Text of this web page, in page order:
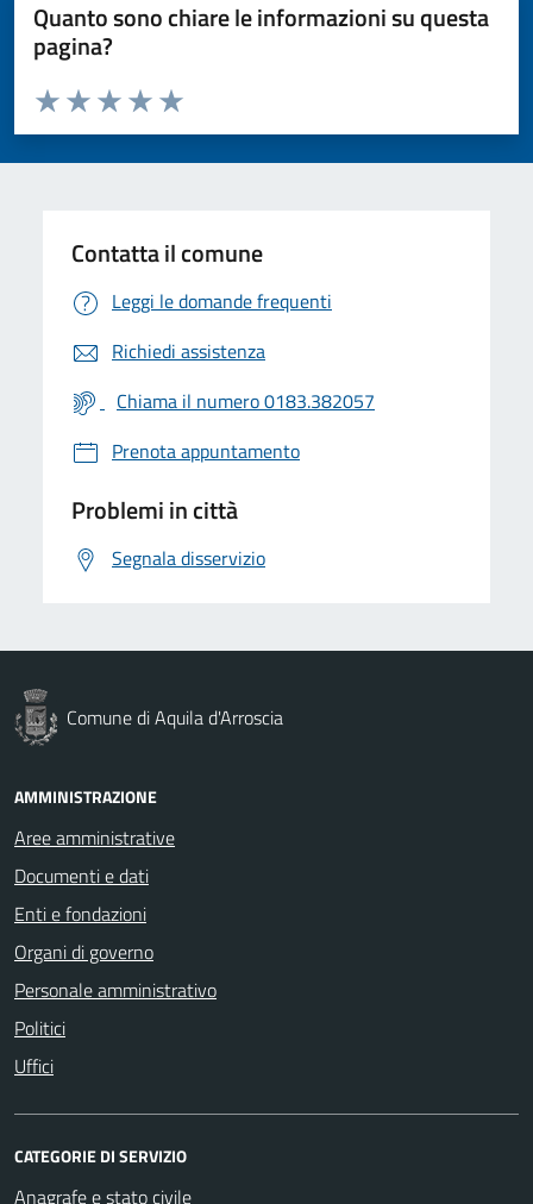
Quanto sono chiare le informazioni su questa
pagina?
Valuta da 1 a 5 stelle la pagina
Valuta 5 stelle su 5
Valuta 4 stelle su 5
Valuta 3 stelle su 5
Valuta 2 stelle su 5
Valuta 1 stelle su 5
Contatta il comune
Leggi le domande frequenti
Richiedi assistenza
Chiama il numero 0183.382057
Prenota appuntamento
Problemi in città
Segnala disservizio
Comune di Aquila d'Arroscia
AMMINISTRAZIONE
Aree amministrative
Documenti e dati
Enti e fondazioni
Organi di governo
Personale amministrativo
Politici
Uffici
CATEGORIE DI SERVIZIO
Anagrafe e stato civile